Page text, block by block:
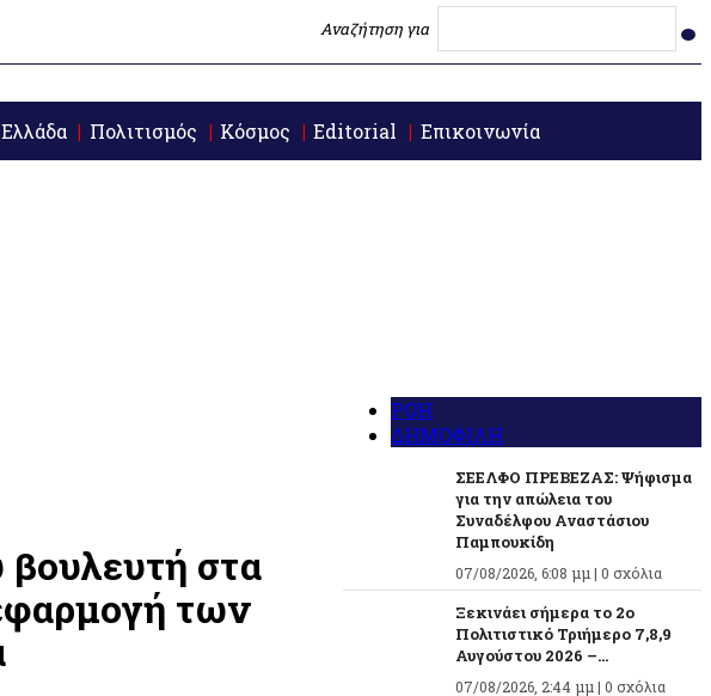
Αναζήτηση για
Ελλάδα Πολιτισμός Κόσμος Editorial Επικοινωνία
στα
των
ΡΟΗ
ΔΗΜΟΦΙΛΗ
ΣΕΕΛΦΟ ΠΡΕΒΕΖΑΣ: Ψήφισμα
για την απώλεια του
Συναδέλφου Αναστάσιου
Παμπουκίδη
07/08/2026, 6:08 μμ | 0 σχόλια
Ξεκινάει σήμερα το 2ο
Πολιτιστικό Τριήμερο 7,8,9
Αυγούστου 2026 –...
07/08/2026, 2:44 μμ | 0 σχόλια